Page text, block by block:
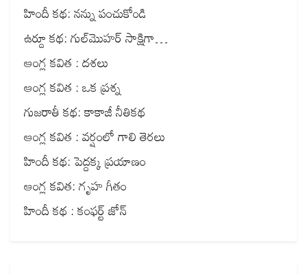
హిందీ కథ: నన్ను పంచుకోండి
ఉర్దూ కథ: గుల్‌మొహర్ సాక్షిగా…
ఆంగ్ల కవిత : దశలు
ఆంగ్ల కవిత : ఒక ప్రశ్న
గుజరాతీ కథ: కాకాజీ నీతికథ
ఆంగ్ల కవిత : వర్షంలో గాలి తెరలు
హిందీ కథ: పెద్దక్క ప్రయాణం
ఆంగ్ల కవిత: గృహ గీతం
హిందీ కథ : కంఫర్ట్ జోన్